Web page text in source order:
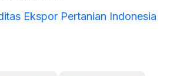
Ekspor Pertanian Indonesia